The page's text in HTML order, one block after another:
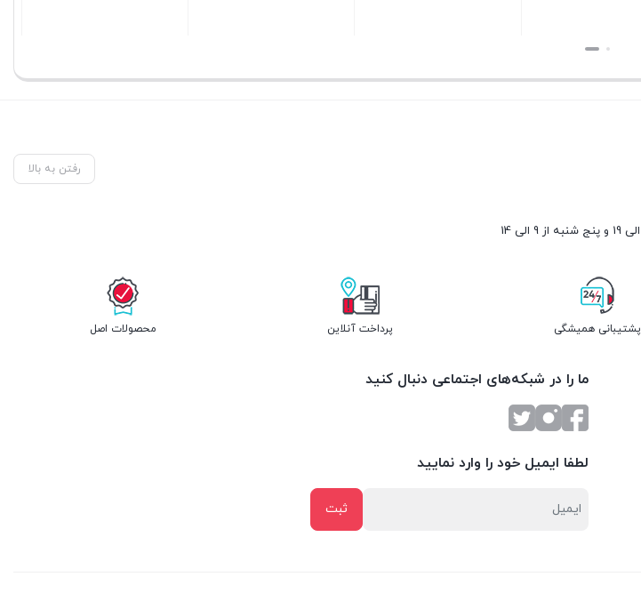
رفتن به بالا
پشتیبانی همیشگی پرداخت آنلاین محصولات اصل
ما را در شبکه‌های اجتماعی دنبال کنید
لطفا ایمیل خود را وارد نمایید